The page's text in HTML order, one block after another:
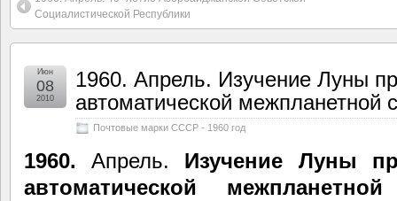
Социалистической Республики
1960. Апрель. Изучение Луны
автоматической межпланетной
Почтовые марки СССР - 1960 год
Июн
08
2010
1960. Апрель. Изучение Луны
автоматической